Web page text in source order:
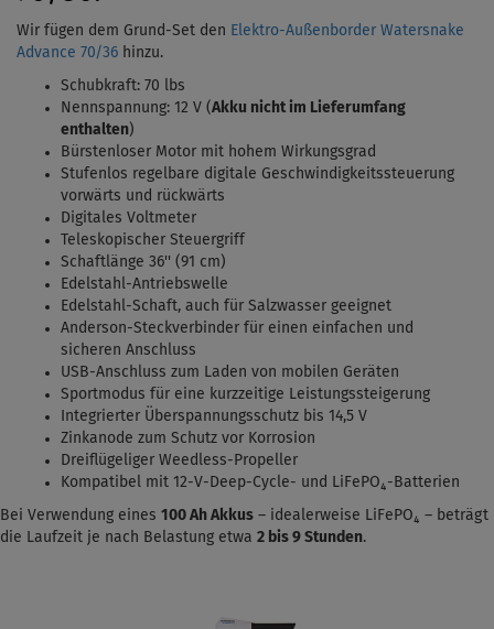
Wir fügen dem Grund-Set den Elektro-Außenborder Watersnake
Advance 70/36 hinzu.
Schubkraft: 70 lbs
Nennspannung: 12 V (Akku nicht im Lieferumfang
enthalten)
Bürstenloser Motor mit hohem Wirkungsgrad
Stufenlos regelbare digitale Geschwindigkeitssteuerung
vorwärts und rückwärts
Digitales Voltmeter
Teleskopischer Steuergriff
Schaftlänge 36'' (91 cm)
Edelstahl-Antriebswelle
Edelstahl-Schaft, auch für Salzwasser geeignet
Anderson-Steckverbinder für einen einfachen und
sicheren Anschluss
USB-Anschluss zum Laden von mobilen Geräten
Sportmodus für eine kurzzeitige Leistungssteigerung
Integrierter Überspannungsschutz bis 14,5 V
Zinkanode zum Schutz vor Korrosion
Dreiflügeliger Weedless-Propeller
Kompatibel mit 12-V-Deep-Cycle- und LiFePO₄-Batterien
Bei Verwendung eines 100 Ah Akkus – idealerweise LiFePO₄ – beträgt
die Laufzeit je nach Belastung etwa 2 bis 9 Stunden.